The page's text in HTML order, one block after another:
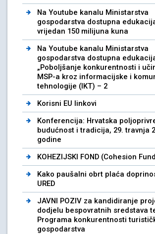
Na Youtube kanalu Ministarstva
gospodarstva dostupna
vrijedan 150 milijuna kuna
Na Youtube kanalu Ministarstva
gospodarstva dostupna
„Poboljšanje konkurentnosti i
MSP-a kroz informacijske i
tehnologije (IKT) – 2
Korisni EU linkovi
Konferencija: Hrvatska
budućnost i tradicija, 29. travnja
godine
KOHEZIJSKI FOND (Cohesion
Kako paušalni obrt plaća
URED
JAVNI POZIV za kandidiranje
dodjelu bespovratnih sredstava
Programa konkurentnosti
gospodarstva